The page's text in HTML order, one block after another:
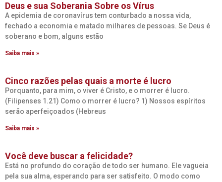
Deus e sua Soberania Sobre os Vírus
A epidemia de coronavírus tem conturbado a nossa vida,
fechado a economia e matado milhares de pessoas. Se Deus é
soberano e bom, alguns estão
Saiba mais »
Cinco razões pelas quais a morte é lucro
Porquanto, para mim, o viver é Cristo, e o morrer é lucro.
(Filipenses 1.21) Como o morrer é lucro? 1) Nossos espíritos
serão aperfeiçoados (Hebreus
Saiba mais »
Você deve buscar a felicidade?
Está no profundo do coração de todo ser humano. Ele vagueia
pela sua alma, esperando para ser satisfeito. O modo como